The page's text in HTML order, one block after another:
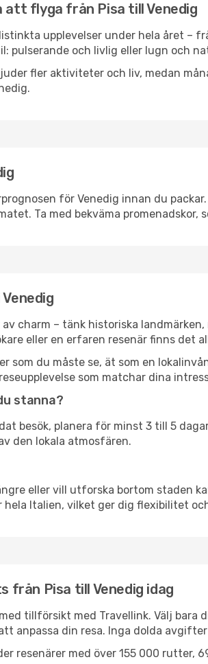
att flyga från Pisa till Venedig
upplevelser under hela året –
pulserande och livlig eller lugn och
fler aktiviteter och liv, medan
för Venedig innan du
Ta med bekväma promenadskor,
av charm – tänk historiska
eller en erfaren resenär finns det
som du måste se, ät som en
som matchar dina
stanna?
besök, planera för minst 3 till 5
den lokala atmosfären.
eller vill utforska bortom staden
Italien, vilket ger dig flexibilitet
från Pisa till Venedig idag
tillförsikt med Travellink. Välj
anpassa din resa. Inga dolda
resenärer med över 155 000 rutter,